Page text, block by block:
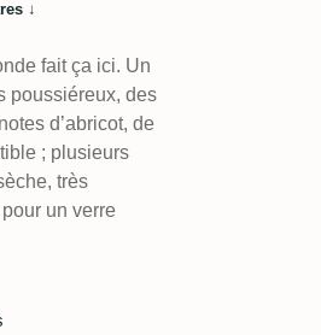
↓
fait ça ici. Un
poussiéreux, des
d’abricot, de
; plusieurs
très
un verre